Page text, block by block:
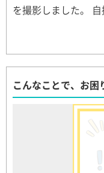
を撮影しました。
こんなことで、お困